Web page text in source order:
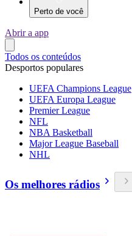
Perto de você
Abrir a app
Todos os conteúdos
Desportos populares
UEFA Champions League
UEFA Europa League
Premier League
NFL
NBA Basketball
Major League Baseball
NHL
Os melhores rádios